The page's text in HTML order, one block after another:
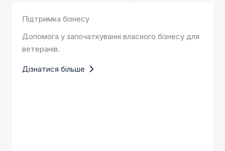
Підтримка бізнесу
Допомога у започаткуванні власного бізнесу для
ветеранів.
Дізнатися більше